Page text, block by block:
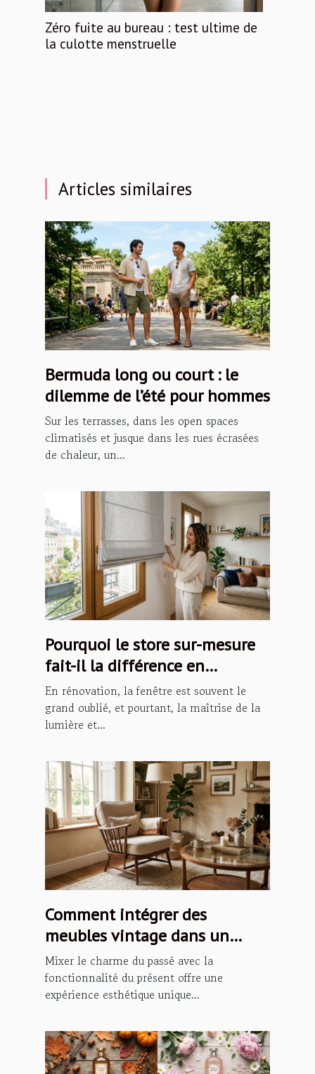
Zéro fuite au bureau : test ultime de
la culotte menstruelle
Articles similaires
Bermuda long ou court : le
dilemme de l’été pour hommes
Sur les terrasses, dans les open spaces
climatisés et jusque dans les rues écrasées
de chaleur, un...
Pourquoi le store sur-mesure
fait-il la différence en
rénovation ?
En rénovation, la fenêtre est souvent le
grand oublié, et pourtant, la maîtrise de la
lumière et...
Comment intégrer des
meubles vintage dans un
intérieur moderne ?
Mixer le charme du passé avec la
fonctionnalité du présent offre une
expérience esthétique unique...